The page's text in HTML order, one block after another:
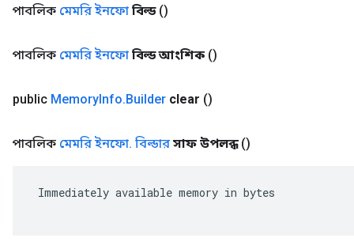
পাবলিক মেমরি ইনফো বিল্ড ()
পাবলিক মেমরি ইনফো বিল্ড আংশিক ()
public MemoryInfo.Builder clear ()
পাবলিক মেমরি ইনফো. বিল্ডার সাফ উপলব্ধ ()
Immediately available memory in bytes